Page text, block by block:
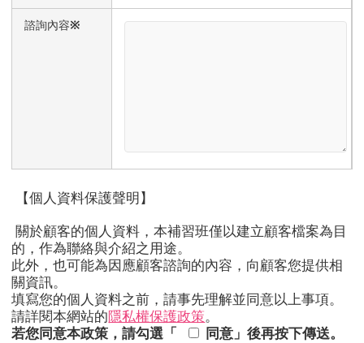
諮詢內容※
【個人資料保護聲明】
關於顧客的個人資料，本補習班僅以建立顧客檔案為目
的，作為聯絡與介紹之用途。
此外，也可能為因應顧客諮詢的內容，向顧客您提供相
關資訊。
填寫您的個人資料之前，請事先理解並同意以上事項。
請詳閱本網站的隱私權保護政策。
若您同意本政策，請勾選「
同意」後再按下傳送。